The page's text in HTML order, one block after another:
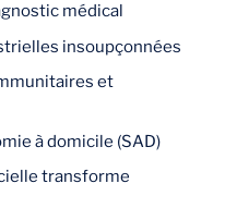
médical
insoupçonnées
et
à domicile (SAD)
transforme